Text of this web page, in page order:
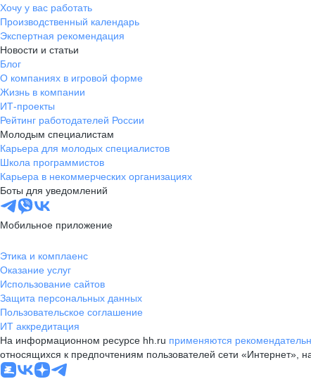
Хочу у вас работать
Производственный календарь
Экспертная рекомендация
Новости и статьи
Блог
О компаниях в игровой форме
Жизнь в компании
ИТ-проекты
Рейтинг работодателей России
Молодым специалистам
Карьера для молодых специалистов
Школа программистов
Карьера в некоммерческих организациях
Боты для уведомлений
Мобильное приложение
Этика и комплаенс
Оказание услуг
Использование сайтов
Защита персональных данных
Пользовательское соглашение
ИТ аккредитация
На информационном ресурсе hh.ru применяются
относящихся к предпочтениям пользователей сети «Интернет»,